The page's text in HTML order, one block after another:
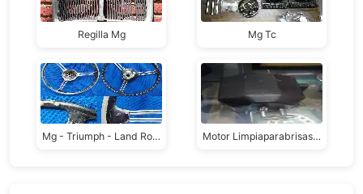
Regilla Mg Mg Tc
Mg - Triumph - Land Rover Series Motor Limpiaparabrisas Mg Tc